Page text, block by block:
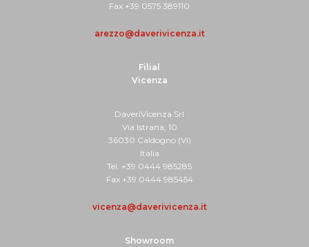
Fax +39 0575 389110
arezzo@daverivicenza.it
Filial
Vicenza
DaveriVicenza Srl
Via Istrana, 10
36030 Caldogno (VI)
Italia
Tel. +39 0444 985285
Fax +39 0444 985454
vicenza@daverivicenza.it
Showroom